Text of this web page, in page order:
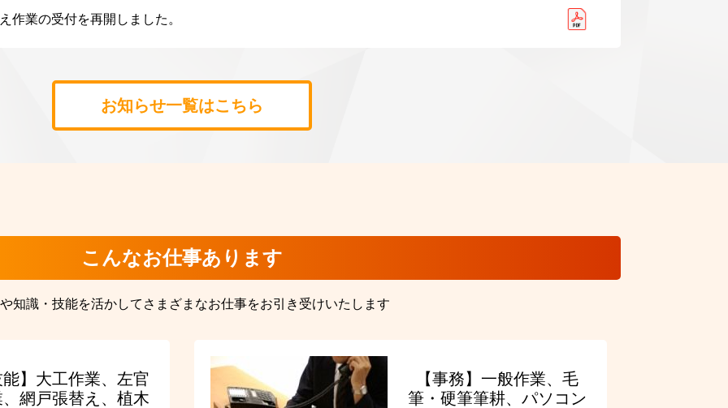
作業の受付を再開しました。
お知らせ一覧はこちら
こんなお仕事あります
知識・技能を活かしてさまざまなお仕事をお引き受けいたします
】大工作業、左官
網戸張替え、植木
【事務】一般作業、毛
筆・硬筆筆耕、パソコン